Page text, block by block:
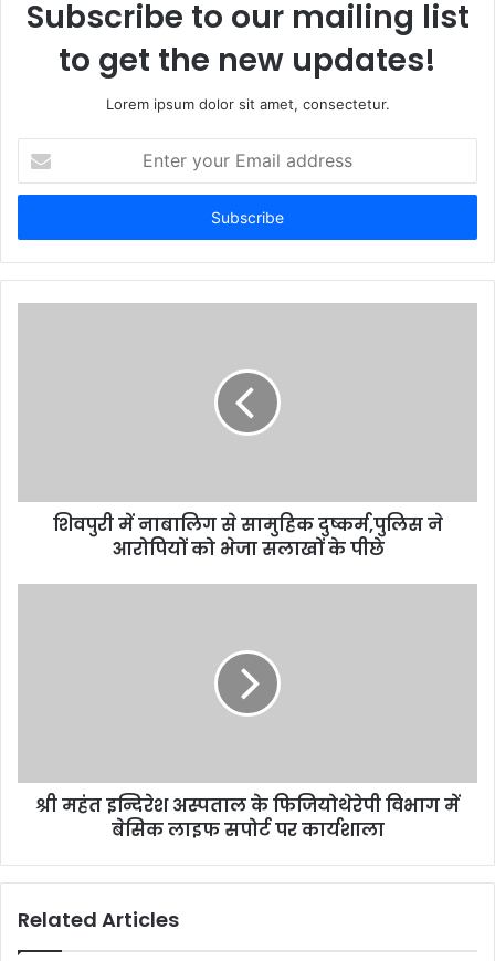
Subscribe to our mailing list
to get the new updates!
Lorem ipsum dolor sit amet, consectetur.
your
Email
शिवपुरी में नाबालिग से सामुहिक दुष्कर्म,पुलिस ने
आरोपियों को भेजा सलाखों के पीछे
श्री महंत इन्दिरेश अस्पताल के फिजियोथेरेपी विभाग में
बेसिक लाइफ सपोर्ट पर कार्यशाला
Related Articles